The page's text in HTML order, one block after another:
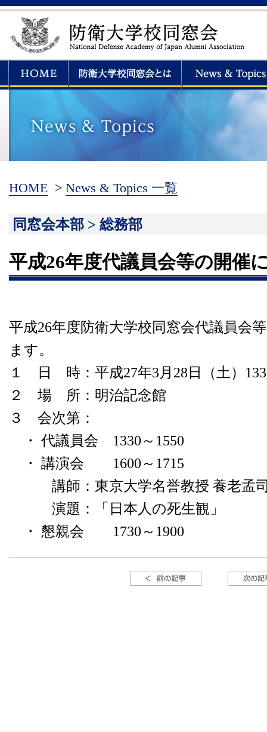
HOME > News & Topics 一覧
同窓会本部 > 総務部
平成26年度代議員会等の開催
平成26年度防衛大学校同窓会代議員会
ます。
１ 日 時：平成27年3月28日（土）
２ 場 所：明治記念館
３ 会次第：
・ 代議員会 1330～1550
・ 講演会 1600～1715
講師：東京大学名誉教授 養老孟
演題：「日本人の死生観」
・ 懇親会 1730～1900